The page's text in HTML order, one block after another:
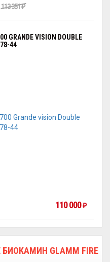
113 351₽
VISION DOUBLE
44
110 000₽
БИОКАМИН GLAMM FIRE